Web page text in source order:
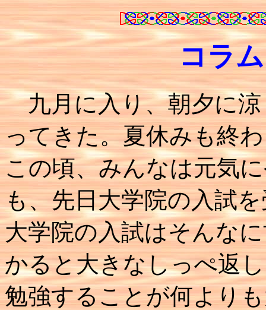
コラ
九月に入り、朝夕に涼
ってきた。夏休みも終
この頃、みんなは元気
も、先日大学院の入試
大学院の入試はそんな
かると大きなしっぺ返
勉強することが何より